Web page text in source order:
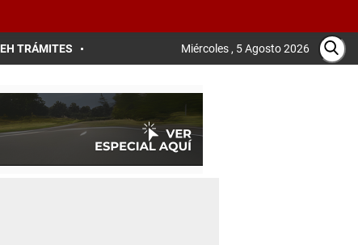
EH TRÁMITES Miércoles , 5 Agosto 2026